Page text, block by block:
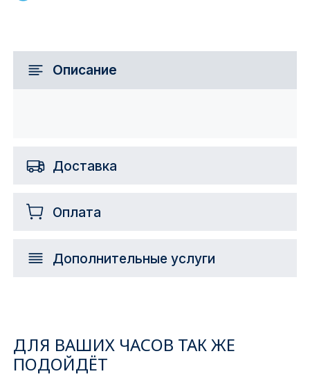
Описание
Доставка
Оплата
Дополнительные услуги
ДЛЯ ВАШИХ ЧАСОВ ТАК ЖЕ
ПОДОЙДЁТ